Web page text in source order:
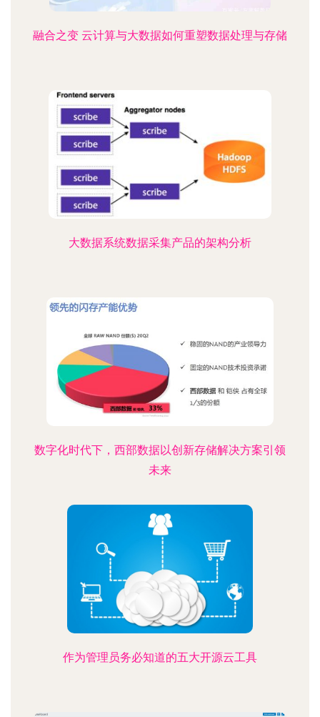
融合之变 云计算与大数据如何重塑数据处理与存储
大数据系统数据采集产品的架构分析
数字化时代下，西部数据以创新存储解决方案引领
未来
作为管理员务必知道的五大开源云工具